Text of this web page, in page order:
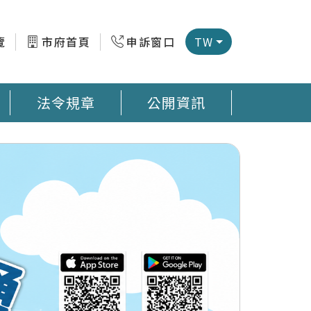
市府首頁 申訴窗口 TW
法令規章 公開資訊
測器地圖 臺南市公廁地圖 回收站地圖網預防登革熱